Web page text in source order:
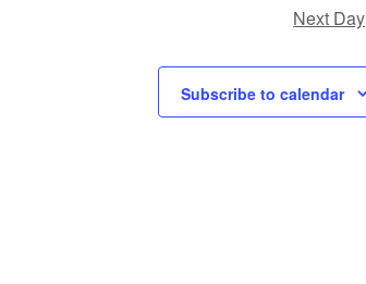
Next Day
Subscribe to calendar